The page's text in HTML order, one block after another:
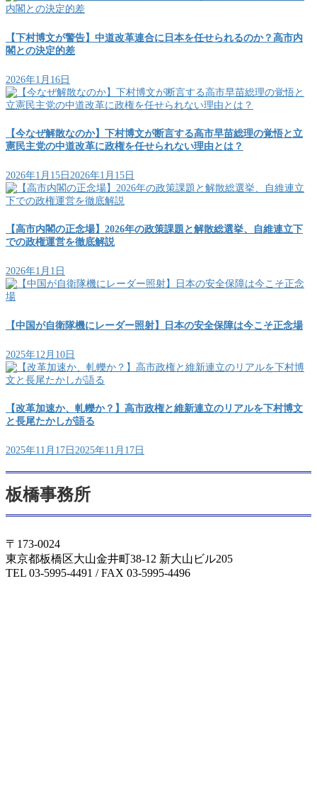
【下村博文が警告】中道改革連合に日本を任せられるのか？高市内
閣との決定的差
2026年1月16日
【今なぜ解散なのか】下村博文が断言する高市早苗総理の覚悟と立
憲民主党の中道改革に政権を任せられない理由とは？
2026年1月15日 2026年1月15日
【高市内閣の正念場】2026年の政策課題と解散総選挙、自維連立下
での政権運営を徹底解説
2026年1月1日
【中国が自衛隊機にレーダー照射】日本の安全保障は今こそ正念場
2025年12月10日
【改革加速か、軋轢か？】高市政権と維新連立のリアルを下村博文
と長尾たかしが語る
2025年11月17日 2025年11月17日
板橋事務所
〒173-0024
東京都板橋区大山金井町38-12 新大山ビル205
TEL 03-5995-4491 / FAX 03-5995-4496